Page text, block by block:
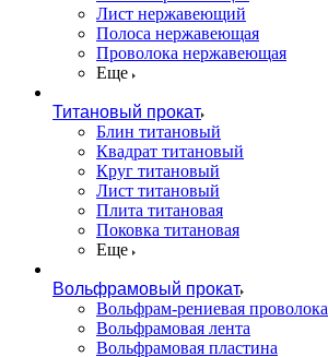
Лист нержавеющий
Полоса нержавеющая
Проволока нержавеющая
Еще
Титановый прокат
Блин титановый
Квадрат титановый
Круг титановый
Лист титановый
Плита титановая
Поковка титановая
Еще
Вольфрамовый прокат
Вольфрам-рениевая проволока
Вольфрамовая лента
Вольфрамовая пластина